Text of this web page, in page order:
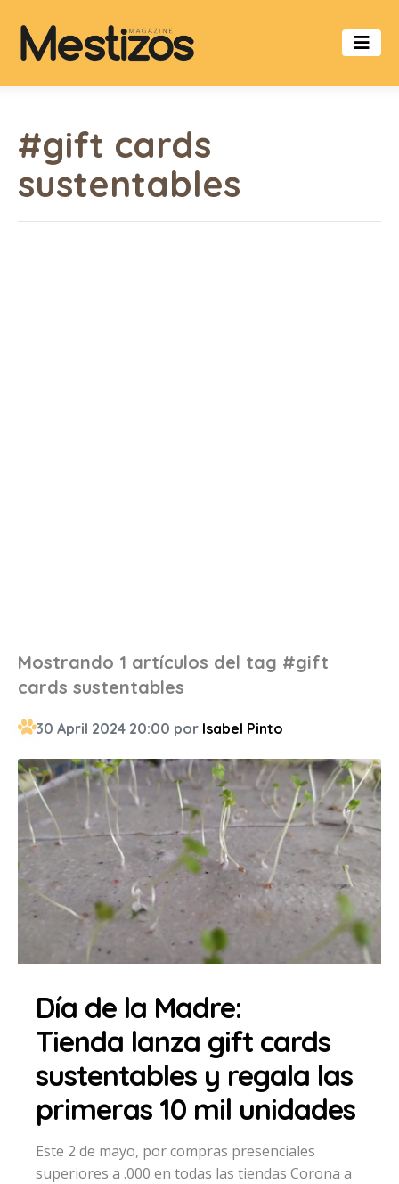
#gift cards
sustentables
Mostrando 1 artículos del tag #gift
cards sustentables
30 April 2024 20:00 por Isabel Pinto
Día de la Madre:
Tienda lanza gift cards
sustentables y regala las
primeras 10 mil unidades
Este 2 de mayo, por compras presenciales
superiores a .000 en todas las tiendas Corona a